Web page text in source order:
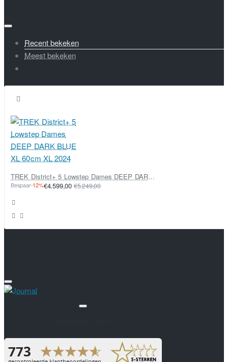
Recent bekeken
Meest bekeken
TREK District+ 5 Lowstep Dames DEEP DARK BLUE XL 60cm XL 2024
Bespaar-12%€4.599,00 €5.249,00